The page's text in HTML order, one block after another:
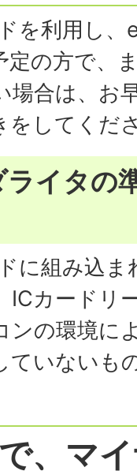
を利用し
定の方で、
場合は、お
をしてくだ
イタの
に組み込
ICカードリ
ンの環境に
ていないも
、マ